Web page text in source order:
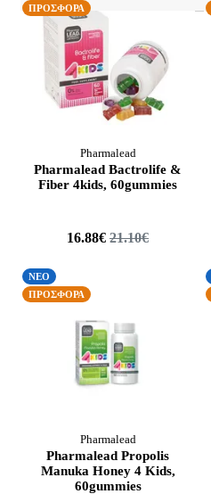
Mollers
Pharmalead
Power Health
Uplab
Εποχιακά
ΝΕΟ
ΠΡΟΣΦΟΡΑ
ΠΡΟΣΦΟΡΑ
Pharmalead
Pharmalead Bactrolife &
Fiber 4kids, 60gummies
16.88€ 21.10€
ΝΕΟ
ΠΡΟΣΦΟΡΑ
Pharmalead
Pharmalead Propolis
Manuka Honey 4 Kids,
60gummies